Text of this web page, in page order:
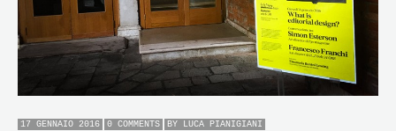
17 GENNAIO 2016 0 COMMENTS BY LUCA PIANIGIANI